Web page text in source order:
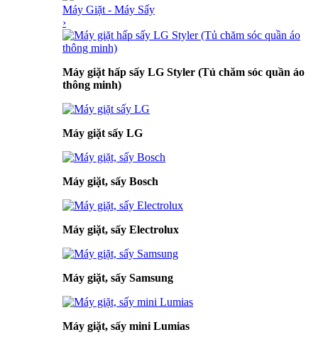
Máy Giặt - Máy Sấy
›
Máy giặt hấp sấy LG Styler (Tủ chăm sóc quần áo
thông minh)
Máy giặt sấy LG
Máy giặt, sấy Bosch
Máy giặt, sấy Electrolux
Máy giặt, sấy Samsung
Máy giặt, sấy mini Lumias